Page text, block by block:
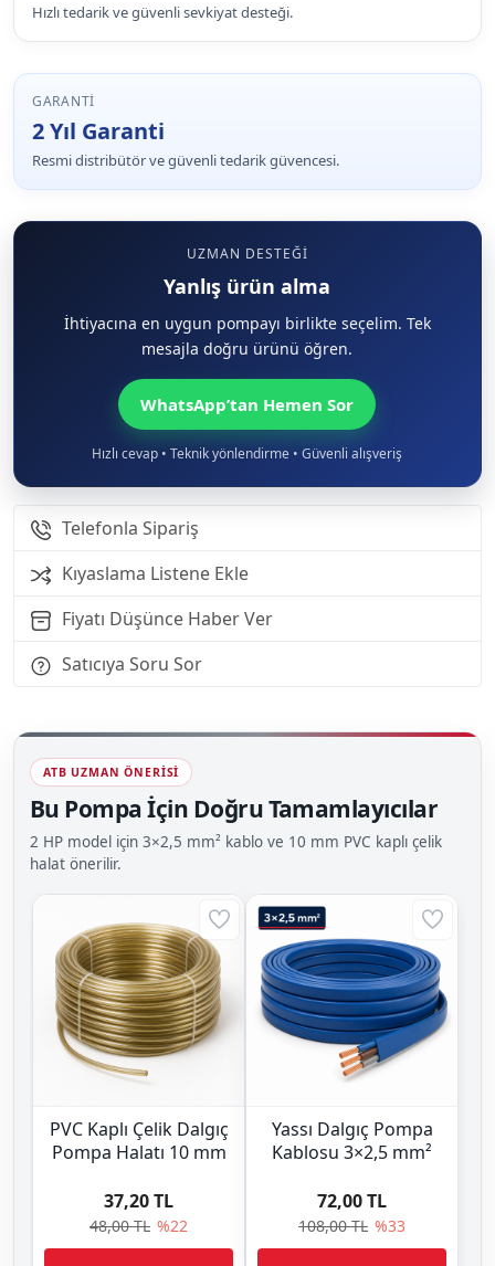
Hızlı tedarik ve güvenli sevkiyat desteği.
GARANTI
2 Yıl Garanti
Resmi distribütör ve güvenli tedarik güvencesi.
UZMAN DESTEĞI
Yanlış ürün alma
İhtiyacına en uygun pompayı birlikte seçelim. Tek
mesajla doğru ürünü öğren.
WhatsApp’tan Hemen Sor
Hızlı cevap • Teknik yönlendirme • Güvenli alışveriş
Telefonla Sipariş
Kıyaslama Listene Ekle
Fiyatı Düşünce Haber Ver
Satıcıya Soru Sor
ATB UZMAN ÖNERİSİ
Bu Pompa İçin Doğru Tamamlayıcılar
2 HP model için 3×2,5 mm² kablo ve 10 mm PVC kaplı çelik
halat önerilir.
PVC Kaplı Çelik Dalgıç
Pompa Halatı 10 mm
48,00 TL %22
37,20 TL
Yassı Dalgıç Pompa
Kablosu 3×2,5 mm²
108,00 TL %33
72,00 TL